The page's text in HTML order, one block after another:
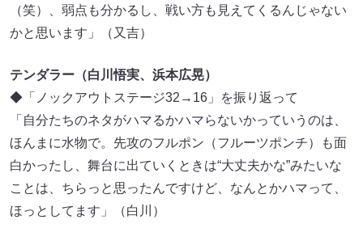
（笑）、弱点も分かるし、戦い方も見えてくるんじゃない
かと思います」（又吉）
テンダラー（白川悟実、浜本広晃）
◆「ノックアウトステージ32→16」を振り返って
「自分たちのネタがハマるかハマらないかっていうのは、
ほんまに水物で。先攻のフルポン（フルーツポンチ）も面
白かったし、舞台に出ていくときは“大丈夫かな”みたいな
ことは、ちらっと思ったんですけど、なんとかハマって、
ほっとしてます」（白川）